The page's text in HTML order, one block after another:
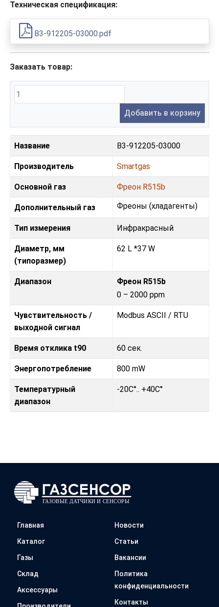
Техническая спецификация:
B3-912205-03000.pdf
Заказать товар:
Добавить в корзину
Название B3-912205-03000
Производитель Smartgas
Основной газ Фреон R515b
Дополнительный газ Фреoны (хладагенты)
Тип измерения Инфракрасный
Диаметр, мм
(типоразмер)
62 L *37 W
Диапазон
Фреон R515b
0 – 2000 ppm
Чувствительность /
выходной сигнал
Modbus ASCII / RTU
Время отклика t90 60 сек.
Энергопотребление 800 mW
Температурный
диапазон
-20C°.. +40C°
Главная
Каталог
Газы
Склад
Аксессуары
Новости
Статьи
Вакансии
Политика
конфиденциальности
Контакты